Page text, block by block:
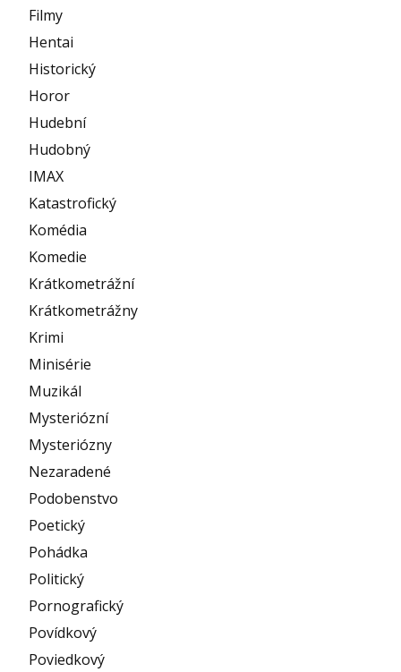
Filmy
Hentai
Historický
Horor
Hudební
Hudobný
IMAX
Katastrofický
Komédia
Komedie
Krátkometrážní
Krátkometrážny
Krimi
Minisérie
Muzikál
Mysteriózní
Mysteriózny
Nezaradené
Podobenstvo
Poetický
Pohádka
Politický
Pornografický
Povídkový
Poviedkový